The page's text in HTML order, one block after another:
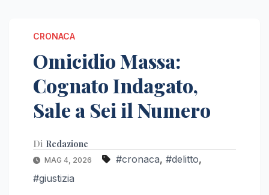
CRONACA
Omicidio Massa:
Cognato Indagato,
Sale a Sei il Numero
Di Redazione
MAG 4, 2026 #cronaca, #delitto,
#giustizia